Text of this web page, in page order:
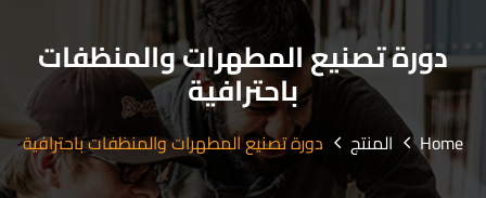
عن الأكاديمية
دوراتنا التدريبية
الأسئلة المتكررة
اتصل بنا
دورة تصنيع المطهرات والمنظفات
باحترافية
Home المنتج دورة تصنيع المطهرات والمنظفات باحترافية